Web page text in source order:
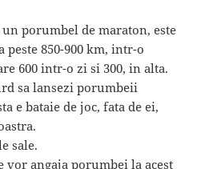
porumbel de maraton, este
peste 850-900 km, intr-o
600 intr-o zi si 300, in alta.
sa lansezi porumbeii
e bataie de joc, fata de ei,
sale.
vor angaja porumbei la acest